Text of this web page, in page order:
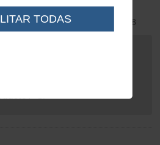
| Thursday 28 de June de 2018
TODAS